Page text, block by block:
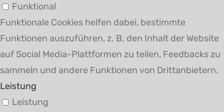
Funktional
Funktionale Cookies helfen dabei, bestimmte
Funktionen auszuführen, z. B. den Inhalt der Website
auf Social Media-Plattformen zu teilen, Feedbacks zu
sammeln und andere Funktionen von Drittanbietern.
Leistung
Leistung